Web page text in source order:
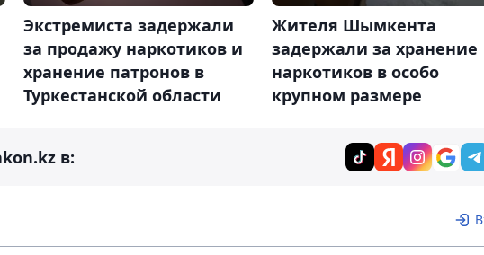
Экстремиста задержали
за продажу наркотиков и
хранение патронов в
Туркестанской области
Жителя Шымкента
задержали за хранение
наркотиков в особо
крупном размере
в: